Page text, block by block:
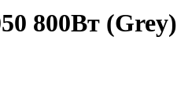
800Вт (Grey)